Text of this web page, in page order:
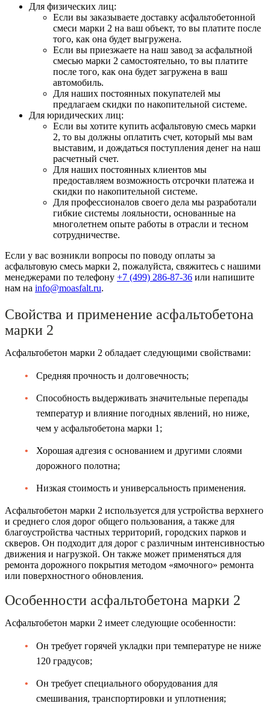
Для физических лиц:
Если вы заказываете доставку асфальтобетонной
смеси марки 2 на ваш объект, то вы платите после
того, как она будет выгружена.
Если вы приезжаете на наш завод за асфальтной
смесью марки 2 самостоятельно, то вы платите
после того, как она будет загружена в ваш
автомобиль.
Для наших постоянных покупателей мы
предлагаем скидки по накопительной системе.
Для юридических лиц:
Если вы хотите купить асфальтовую смесь марки
2, то вы должны оплатить счет, который мы вам
выставим, и дождаться поступления денег на наш
расчетный счет.
Для наших постоянных клиентов мы
предоставляем возможность отсрочки платежа и
скидки по накопительной системе.
Для профессионалов своего дела мы разработали
гибкие системы лояльности, основанные на
многолетнем опыте работы в отрасли и тесном
сотрудничестве.
Если у вас возникли вопросы по поводу оплаты за
асфальтовую смесь марки 2, пожалуйста, свяжитесь с нашими
менеджерами по телефону +7 (499) 286-87-36 или напишите
нам на info@moasfalt.ru.
Свойства и применение асфальтобетона
марки 2
Асфальтобетон марки 2 обладает следующими свойствами:
Средняя прочность и долговечность;
Способность выдерживать значительные перепады
температур и влияние погодных явлений, но ниже,
чем у асфальтобетона марки 1;
Хорошая адгезия с основанием и другими слоями
дорожного полотна;
Низкая стоимость и универсальность применения.
Асфальтобетон марки 2 используется для устройства верхнего
и среднего слоя дорог общего пользования, а также для
благоустройства частных территорий, городских парков и
скверов. Он подходит для дорог с различным интенсивностью
движения и нагрузкой. Он также может применяться для
ремонта дорожного покрытия методом «ямочного» ремонта
или поверхностного обновления.
Особенности асфальтобетона марки 2
Асфальтобетон марки 2 имеет следующие особенности:
Он требует горячей укладки при температуре не ниже
120 градусов;
Он требует специального оборудования для
смешивания, транспортировки и уплотнения;